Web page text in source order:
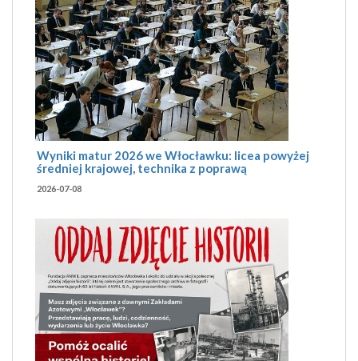
Wyniki matur 2026 we Włocławku: licea powyżej
średniej krajowej, technika z poprawą
2026-07-08